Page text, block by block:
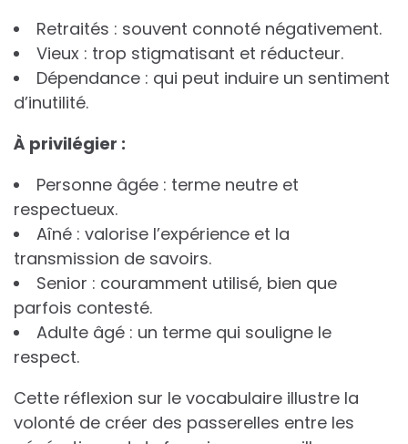
Retraités : souvent connoté négativement.
Vieux : trop stigmatisant et réducteur.
Dépendance : qui peut induire un sentiment
d’inutilité.
À privilégier :
Personne âgée : terme neutre et
respectueux.
Aîné : valorise l’expérience et la
transmission de savoirs.
Senior : couramment utilisé, bien que
parfois contesté.
Adulte âgé : un terme qui souligne le
respect.
Cette réflexion sur le vocabulaire illustre la
volonté de créer des passerelles entre les